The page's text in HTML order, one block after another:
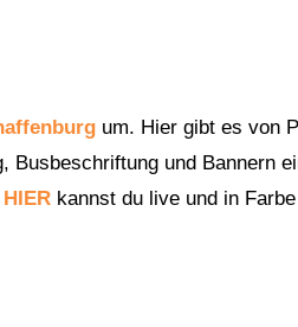
um. Hier gibt es von
Busbeschriftung und Bannern
HIER kannst du live und in